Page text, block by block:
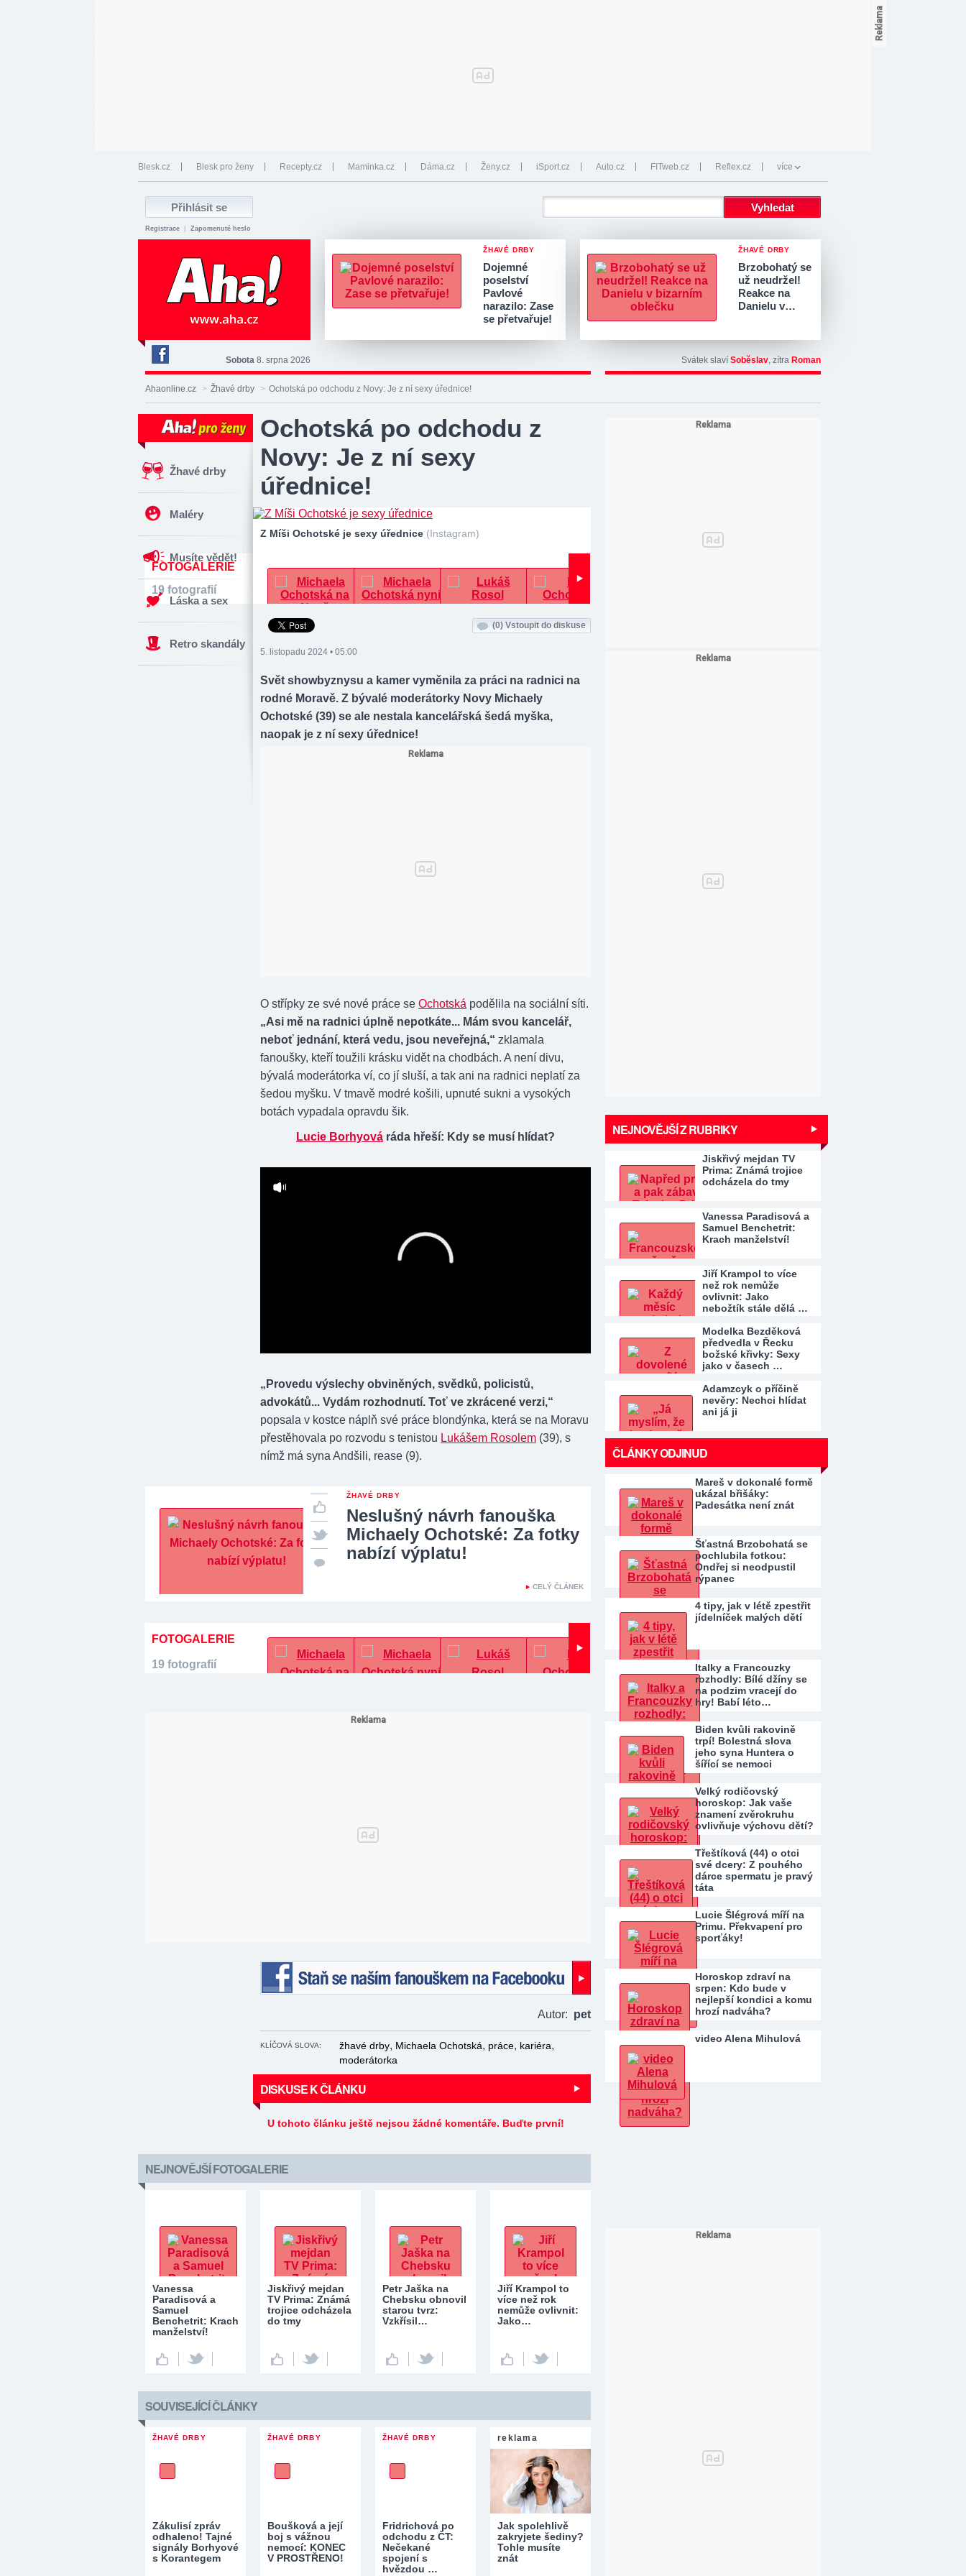
Blesk.cz Blesk pro ženy Recepty.cz Maminka.cz Dáma.cz Ženy.cz iSport.cz Auto.cz FITweb.cz Reflex.cz více
Registrace Zapomenuté heslo
ŽHAVÉ DRBY
Dojemné
poselství
Pavlové
narazilo: Zase
se přetvařuje!
ŽHAVÉ DRBY
Brzobohatý se
už neudržel!
Reakce na
Danielu v…
Deník
Aha!
na
Sobota 8. srpna 2026 Svátek slaví Soběslav, zítra Roman
Ahaonline.cz > Žhavé drby > Ochotská po odchodu z Novy: Je z ní sexy úřednice!
Žhavé drby
Maléry
Musíte vědět!
Láska a sex
Retro skandály
Ochotská po odchodu z
Novy: Je z ní sexy
úřednice!
Z Míši Ochotské je sexy úřednice (Instagram)
FOTOGALERIE
19 fotografií
(0) Vstoupit do diskuse
5. listopadu 2024 • 05:00
Svět showbyznysu a kamer vyměnila za práci na radnici na
rodné Moravě. Z bývalé moderátorky Novy Michaely
Ochotské (39) se ale nestala kancelářská šedá myška,
naopak je z ní sexy úřednice!
O střípky ze své nové práce se Ochotská podělila na sociální síti.
„Asi mě na radnici úplně nepotkáte... Mám svou kancelář,
neboť jednání, která vedu, jsou neveřejná,“ zklamala
fanoušky, kteří toužili krásku vidět na chodbách. A není divu,
bývalá moderátorka ví, co jí sluší, a tak ani na radnici neplatí za
šedou myšku. V tmavě modré košili, upnuté sukni a vysokých
botách vypadala opravdu šik.
Lucie Borhyová ráda hřeší: Kdy se musí hlídat?
„Provedu výslechy obviněných, svědků, policistů,
advokátů... Vydám rozhodnutí. Toť ve zkrácené verzi,“
popsala v kostce náplň své práce blondýnka, která se na Moravu
přestěhovala po rozvodu s tenistou Lukášem Rosolem (39), s
nímž má syna Andšili, rease (9).
ŽHAVÉ DRBY
Neslušný návrh fanouška
Michaely Ochotské: Za fotky
nabízí výplatu!
CELÝ ČLÁNEK
FOTOGALERIE
19 fotografií
Autor: pet
KLÍČOVÁ SLOVA: žhavé drby, Michaela Ochotská, práce, kariéra,
moderátorka
DISKUSE K ČLÁNKU
U tohoto článku ještě nejsou žádné komentáře. Buďte první!
NEJNOVĚJŠÍ FOTOGALERIE
Vanessa
Paradisová a
Samuel
Benchetrit: Krach
manželství!
Jiskřivý mejdan
TV Prima: Známá
trojice odcházela
do tmy
Petr Jaška na
Chebsku obnovil
starou tvrz:
Vzkřísil…
Jiří Krampol to
více než rok
nemůže ovlivnit:
Jako…
SOUVISEJÍCÍ ČLÁNKY
ŽHAVÉ DRBY
Zákulisí zpráv
odhaleno! Tajné
signály Borhyové
s Korantegem
ŽHAVÉ DRBY
Boušková a její
boj s vážnou
nemocí: KONEC
V PROSTŘENO!
ŽHAVÉ DRBY
Fridrichová po
odchodu z ČT:
Nečekané
spojení s
hvězdou …
reklama
Jak spolehlivě
zakryjete šediny?
Tohle musíte
znát
NEJNOVĚJŠÍ Z RUBRIKY
Jiskřivý mejdan TV
Prima: Známá trojice
odcházela do tmy
Vanessa Paradisová a
Samuel Benchetrit:
Krach manželství!
Jiří Krampol to více
než rok nemůže
ovlivnit: Jako
nebožtík stále dělá …
Modelka Bezděková
předvedla v Řecku
božské křivky: Sexy
jako v časech …
Adamzcyk o příčině
nevěry: Nechci hlídat
ani já ji
ČLÁNKY ODJINUD
Mareš v dokonalé formě
ukázal břišáky:
Padesátka není znát
Šťastná Brzobohatá se
pochlubila fotkou:
Ondřej si neodpustil
rýpanec
4 tipy, jak v létě zpestřit
jídelníček malých dětí
Italky a Francouzky
rozhodly: Bílé džíny se
na podzim vracejí do
hry! Babí léto…
Biden kvůli rakovině
trpí! Bolestná slova
jeho syna Huntera o
šířící se nemoci
Velký rodičovský
horoskop: Jak vaše
znamení zvěrokruhu
ovlivňuje výchovu dětí?
Třeštíková (44) o otci
své dcery: Z pouhého
dárce spermatu je pravý
táta
Lucie Šlégrová míří na
Primu. Překvapení pro
sporťáky!
Horoskop zdraví na
srpen: Kdo bude v
nejlepší kondici a komu
hrozí nadváha?
video Alena Mihulová